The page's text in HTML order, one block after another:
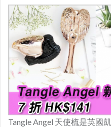
Tangle Angel 天使梳是英國凱